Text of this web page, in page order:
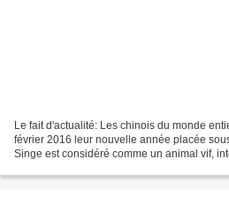
Le fait d'actualité: Les chinois du monde
février 2016 leur nouvelle année placée
Singe est considéré comme un animal vif,